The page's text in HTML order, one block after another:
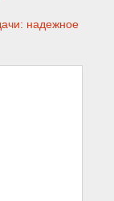
надежное